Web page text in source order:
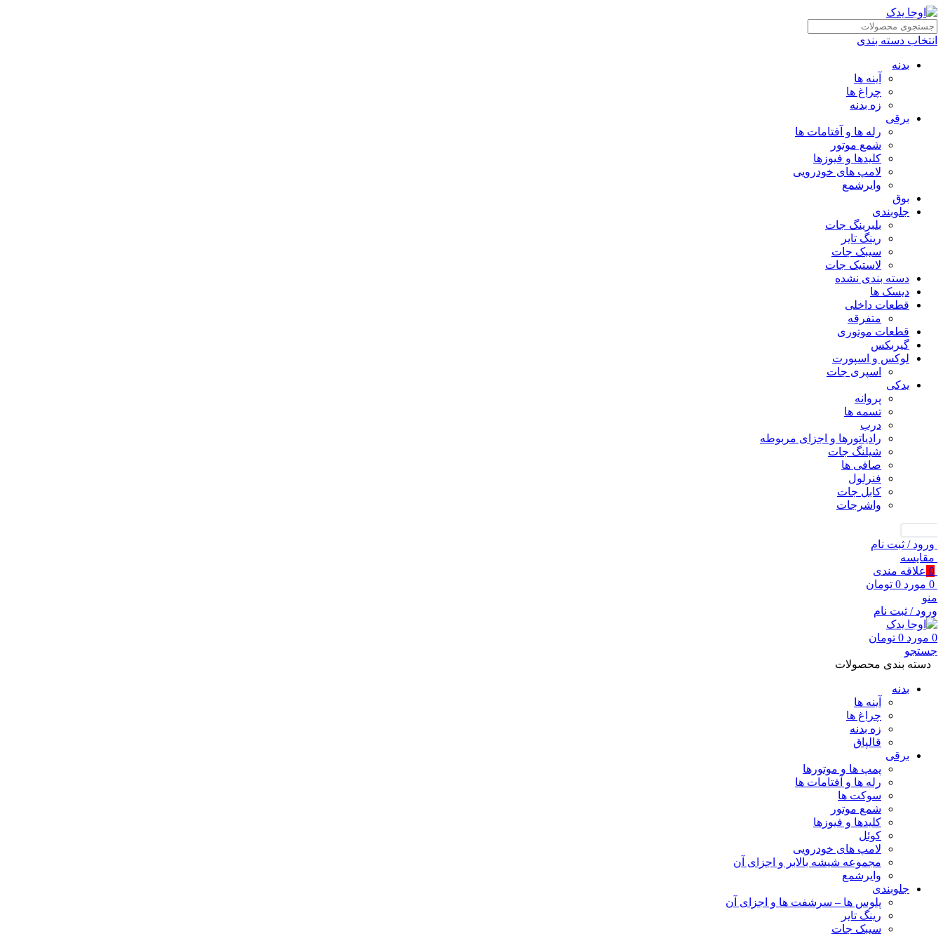
انتخاب دسته بندی
بدنه
آینه ها
چراغ ها
زه بدنه
برقی
رله ها و آفتامات ها
شمع موتور
کلیدها و فیوزها
لامپ های خودرویی
وایرشمع
بوق
جلوبندی
بلبرینگ جات
رینگ تایر
سیبک جات
لاستیک جات
دسته بندی نشده
دیسک ها
قطعات داخلی
متفرقه
قطعات موتوری
گیربکس
لوکس و اسپورت
اسپری جات
یدکی
پروانه
تسمه ها
درب
رادیاتورها و اجزای مربوطه
شیلنگ جات
صافی ها
فنرلول
کابل جات
واشرجات
ورود / ثبت نام
مقايسه
0 علاقه مندی
0 مورد 0 تومان
منو
ورود / ثبت نام
0 مورد 0 تومان
جستجو
دسته بندی محصولات
بدنه
آینه ها
چراغ ها
زه بدنه
قالپاق
برقی
پمپ ها و موتورها
رله ها و آفتامات ها
سوکت ها
شمع موتور
کلیدها و فیوزها
کوئل
لامپ های خودرویی
مجموعه شیشه بالابر و اجزای آن
وایرشمع
جلوبندی
پلوس ها – سرشفت ها و اجزای آن
رینگ تایر
سیبک جات